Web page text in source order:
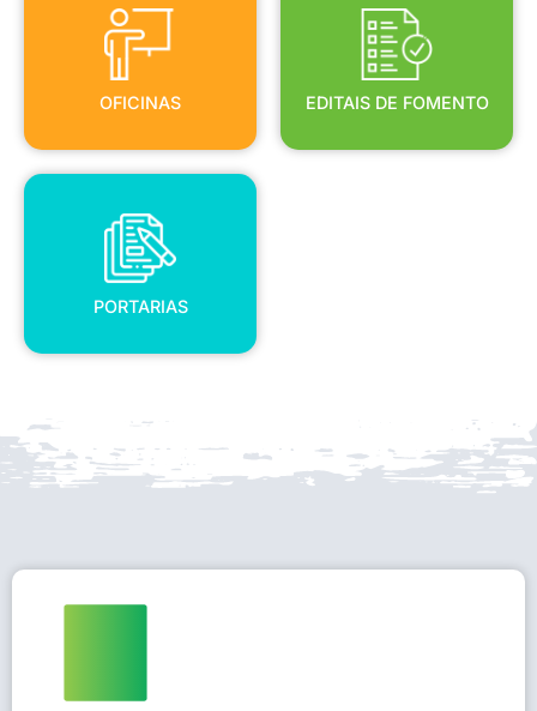
OFICINAS
OFICINAS
EDITAIS DE FOMENTO
EDITAIS DE FOMENTO
PORTARIAS
PORTARIAS